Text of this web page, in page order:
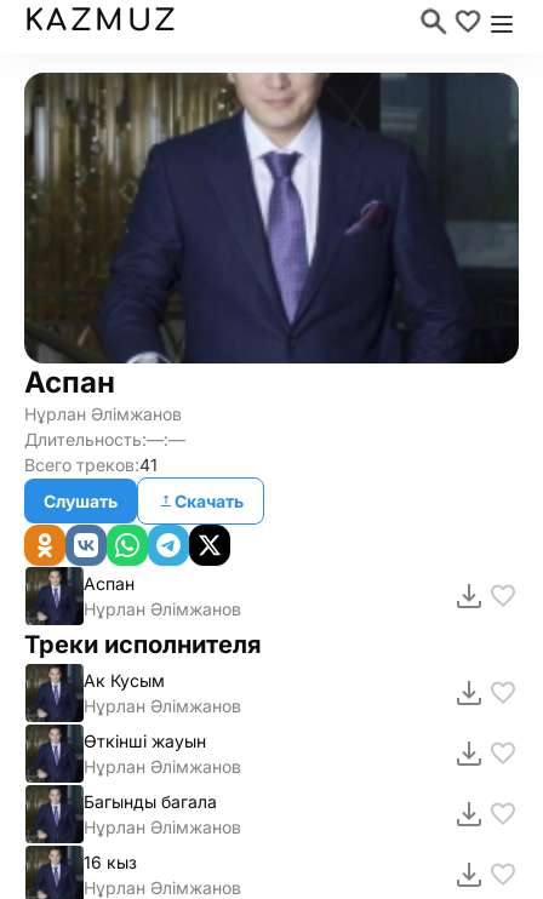
KAZMUZ
Аспан
Нұрлан Әлiмжанов
Длительность:—:—
Всего треков:41
Слушать
Скачать
Аспан
Нұрлан Әлiмжанов
Треки исполнителя
Ак Кусым
Нұрлан Әлiмжанов
Өткiншi жауын
Нұрлан Әлiмжанов
Багынды багала
Нұрлан Әлiмжанов
16 кыз
Нұрлан Әлiмжанов